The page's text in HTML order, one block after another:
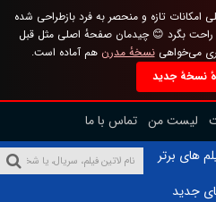
امکانات تازه و منحصر به فرد بازطراحی شده
بگرد 😊 چیدمان صفحهٔ اصلی مثل قبل
می‌خواهینسخهٔ مدرن هم آماده است.
نسخهٔ جدید
لیست من تماس با ما
های برتر
جدید